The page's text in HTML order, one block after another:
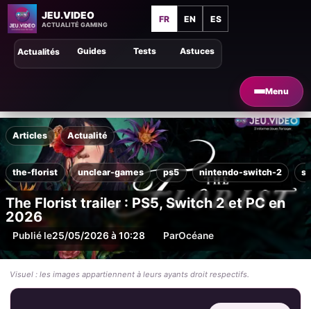
JEU.VIDEO
ACTUALITÉ GAMING
FR EN ES
Menu
Astuces
Guides Tests
Actualités
Articles Actualité
the-florist unclear-games ps5 nintendo-switch-2
The Florist trailer : PS5, Switch 2 et PC en
2026
Publié le25/05/2026 à 10:28 ParOcéane
Visuel : les images appartiennent à leurs ayants droit respectifs.